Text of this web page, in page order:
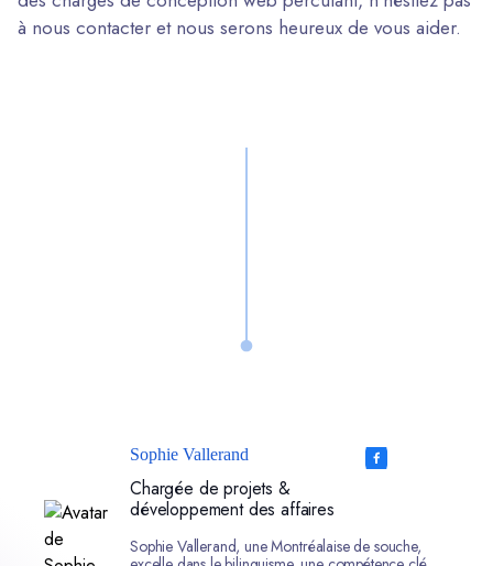
à nous contacter et nous serons heureux de vous aider.
Sophie Vallerand
Chargée de projets &
développement des affaires
Sophie Vallerand, une Montréalaise de souche,